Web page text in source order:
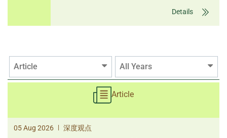
Details
Article All Years
Article
05 Aug 2026 | 深度观点